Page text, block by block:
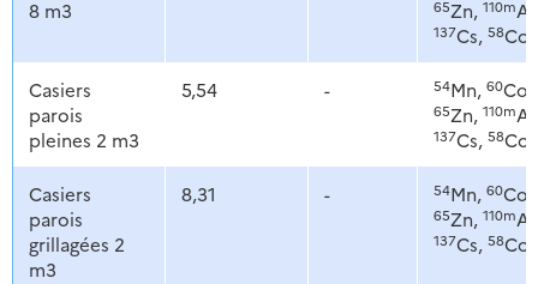
8 m3 65Zn, 110m
137Cs, 58Co
Casiers
parois
pleines 2 m3
5,54 - 54Mn, 60Co,
65Zn, 110m
137Cs, 58Co
Casiers
parois
grillagées 2
m3
8,31 - 54Mn, 60Co,
65Zn, 110m
137Cs, 58Co